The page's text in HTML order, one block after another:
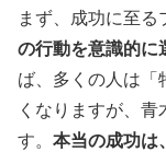
まず、成功に至る
の行動を意識的に
ば、多くの人は「
くなりますが、青
す。 本当の成功は